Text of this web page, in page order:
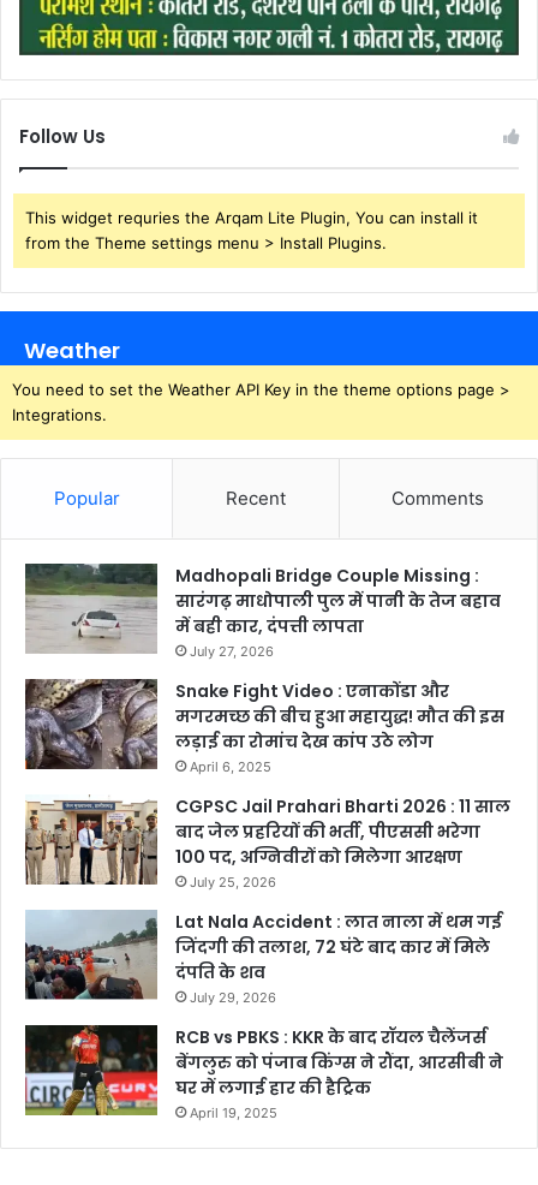
Follow Us
This widget requries the Arqam Lite Plugin, You can install it
from the Theme settings menu > Install Plugins.
Weather
You need to set the Weather API Key in the theme options page >
Integrations.
Popular Recent Comments
Madhopali Bridge Couple Missing :
सारंगढ़ माधोपाली पुल में पानी के तेज बहाव
में बही कार, दंपत्ती लापता
July 27, 2026
Snake Fight Video : एनाकोंडा और
मगरमच्छ की बीच हुआ महायुद्ध! मौत की इस
लड़ाई का रोमांच देख कांप उठे लोग
April 6, 2025
CGPSC Jail Prahari Bharti 2026 : 11 साल
बाद जेल प्रहरियों की भर्ती, पीएससी भरेगा
100 पद, अग्निवीरों को मिलेगा आरक्षण
July 25, 2026
Lat Nala Accident : लात नाला में थम गई
जिंदगी की तलाश, 72 घंटे बाद कार में मिले
दंपति के शव
July 29, 2026
RCB vs PBKS : KKR के बाद रॉयल चैलेंजर्स
बेंगलुरु को पंजाब किंग्स ने रौंदा, आरसीबी ने
घर में लगाई हार की हैट्रिक
April 19, 2025